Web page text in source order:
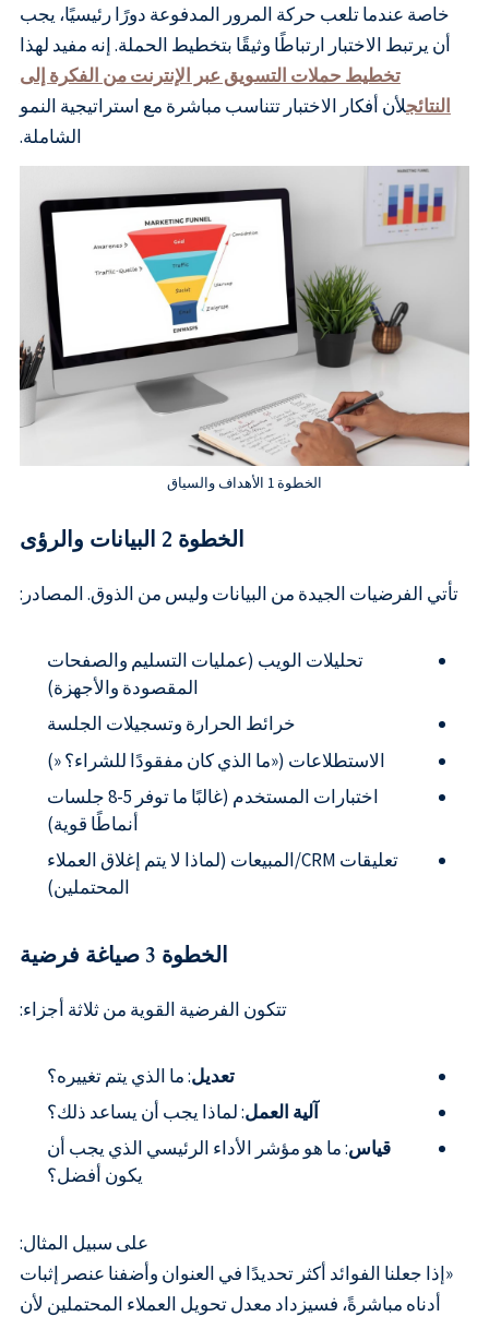
خاصة عندما تلعب حركة المرور المدفوعة دورًا رئيسيًا، يجب
أن يرتبط الاختبار ارتباطًا وثيقًا بتخطيط الحملة. إنه مفيد لهذا
تخطيط حملات التسويق عبر الإنترنت من الفكرة إلى
النتائجلأن أفكار الاختبار تتناسب مباشرة مع استراتيجية النمو
الشاملة.
الخطوة 1 الأهداف والسياق
الخطوة 2 البيانات والرؤى
تأتي الفرضيات الجيدة من البيانات وليس من الذوق. المصادر:
تحليلات الويب (عمليات التسليم والصفحات
المقصودة والأجهزة)
خرائط الحرارة وتسجيلات الجلسة
الاستطلاعات («ما الذي كان مفقودًا للشراء؟ «)
اختبارات المستخدم (غالبًا ما توفر 5-8 جلسات
أنماطًا قوية)
تعليقات CRM/المبيعات (لماذا لا يتم إغلاق العملاء
المحتملين)
الخطوة 3 صياغة فرضية
تتكون الفرضية القوية من ثلاثة أجزاء:
تعديل: ما الذي يتم تغييره؟
آلية العمل: لماذا يجب أن يساعد ذلك؟
قياس: ما هو مؤشر الأداء الرئيسي الذي يجب أن
يكون أفضل؟
على سبيل المثال:
«إذا جعلنا الفوائد أكثر تحديدًا في العنوان وأضفنا عنصر إثبات
أدناه مباشرةً، فسيزداد معدل تحويل العملاء المحتملين لأن